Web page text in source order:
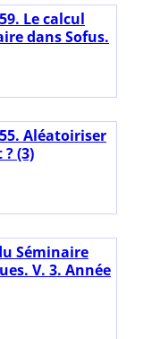
Le calcul
dans Sofus.
Aléatoiriser
(3)
Séminaire
V. 3. Année